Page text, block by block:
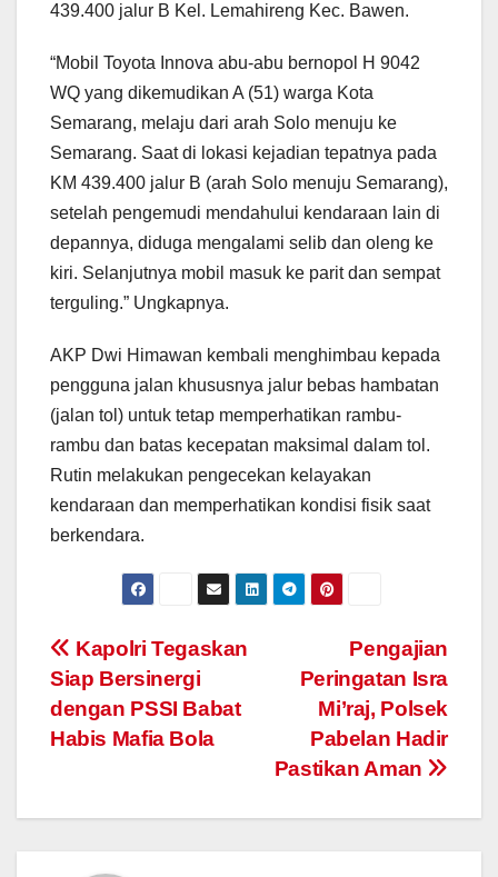
439.400 jalur B Kel. Lemahireng Kec. Bawen.
“Mobil Toyota Innova abu-abu bernopol H 9042
WQ yang dikemudikan A (51) warga Kota
Semarang, melaju dari arah Solo menuju ke
Semarang. Saat di lokasi kejadian tepatnya pada
KM 439.400 jalur B (arah Solo menuju Semarang),
setelah pengemudi mendahului kendaraan lain di
depannya, diduga mengalami selib dan oleng ke
kiri. Selanjutnya mobil masuk ke parit dan sempat
terguling.” Ungkapnya.
AKP Dwi Himawan kembali menghimbau kepada
pengguna jalan khususnya jalur bebas hambatan
(jalan tol) untuk tetap memperhatikan rambu-
rambu dan batas kecepatan maksimal dalam tol.
Rutin melakukan pengecekan kelayakan
kendaraan dan memperhatikan kondisi fisik saat
berkendara.
Post
navigation
Pengajian
Peringatan Isra
Mi’raj, Polsek
Pabelan Hadir
Pastikan Aman
Kapolri Tegaskan
Siap Bersinergi
dengan PSSI Babat
Habis Mafia Bola